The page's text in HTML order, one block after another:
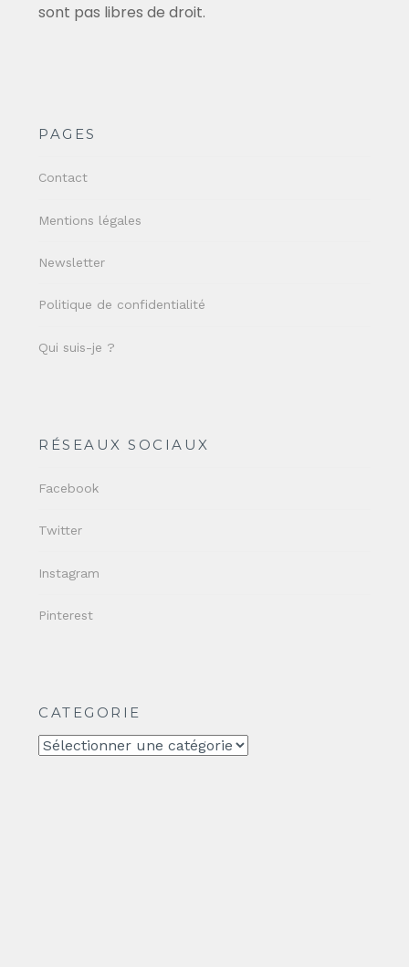
sont pas libres de droit.
PAGES
Contact
Mentions légales
Newsletter
Politique de confidentialité
Qui suis-je ?
RÉSEAUX SOCIAUX
Facebook
Twitter
Instagram
Pinterest
CATEGORIE
CATEGORIE